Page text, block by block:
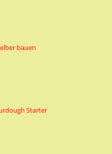
bauen
Starter